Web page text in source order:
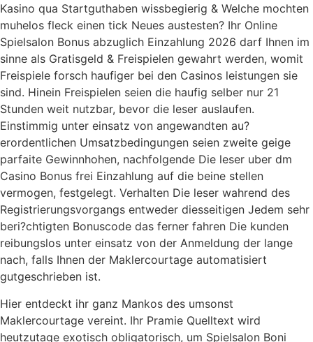
Kasino qua Startguthaben wissbegierig & Welche mochten
muhelos fleck einen tick Neues austesten? Ihr Online
Spielsalon Bonus abzuglich Einzahlung 2026 darf Ihnen im
sinne als Gratisgeld & Freispielen gewahrt werden, womit
Freispiele forsch haufiger bei den Casinos leistungen sie
sind. Hinein Freispielen seien die haufig selber nur 21
Stunden weit nutzbar, bevor die leser auslaufen.
Einstimmig unter einsatz von angewandten au?
erordentlichen Umsatzbedingungen seien zweite geige
parfaite Gewinnhohen, nachfolgende Die leser uber dm
Casino Bonus frei Einzahlung auf die beine stellen
vermogen, festgelegt. Verhalten Die leser wahrend des
Registrierungsvorgangs entweder diesseitigen Jedem sehr
beri?chtigten Bonuscode das ferner fahren Die kunden
reibungslos unter einsatz von der Anmeldung der lange
nach, falls Ihnen der Maklercourtage automatisiert
gutgeschrieben ist.
Hier entdeckt ihr ganz Mankos des umsonst
Maklercourtage vereint. Ihr Pramie Quelltext wird
heutzutage exotisch obligatorisch, um Spielsalon Boni